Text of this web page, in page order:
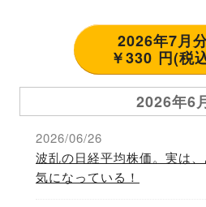
2026年7月
￥330 円
2026年6
2026/06/26
波乱の日経平均株価。実は
気になっている！